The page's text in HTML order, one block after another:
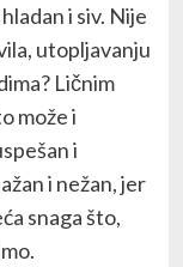
i siv. Nije
utopljavanju
Ličnim
može i
i
i nežan, jer
snaga što,